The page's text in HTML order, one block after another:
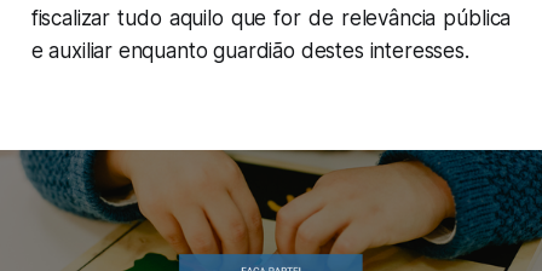
fiscalizar tudo aquilo que for de relevância pública
e auxiliar enquanto guardião destes interesses.